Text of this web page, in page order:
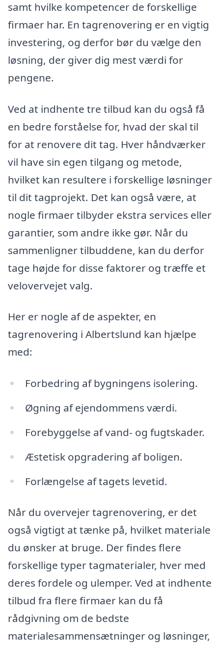
samt hvilke kompetencer de forskellige
firmaer har. En tagrenovering er en vigtig
investering, og derfor bør du vælge den
løsning, der giver dig mest værdi for
pengene.
Ved at indhente tre tilbud kan du også få
en bedre forståelse for, hvad der skal til
for at renovere dit tag. Hver håndværker
vil have sin egen tilgang og metode,
hvilket kan resultere i forskellige løsninger
til dit tagprojekt. Det kan også være, at
nogle firmaer tilbyder ekstra services eller
garantier, som andre ikke gør. Når du
sammenligner tilbuddene, kan du derfor
tage højde for disse faktorer og træffe et
velovervejet valg.
Her er nogle af de aspekter, en
tagrenovering i Albertslund kan hjælpe
med:
Forbedring af bygningens isolering.
Øgning af ejendommens værdi.
Forebyggelse af vand- og fugtskader.
Æstetisk opgradering af boligen.
Forlængelse af tagets levetid.
Når du overvejer tagrenovering, er det
også vigtigt at tænke på, hvilket materiale
du ønsker at bruge. Der findes flere
forskellige typer tagmaterialer, hver med
deres fordele og ulemper. Ved at indhente
tilbud fra flere firmaer kan du få
rådgivning om de bedste
materialesammensætninger og løsninger,